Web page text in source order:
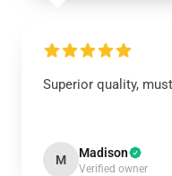
Superior quality,
M Madison
Verified owner